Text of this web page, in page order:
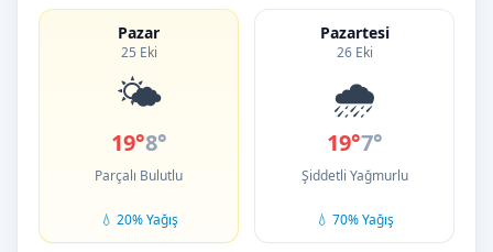
Pazar
25 Eki
🌤️
19°8°
Parçalı Bulutlu
💧 20% Yağış
Pazartesi
26 Eki
🌧️
19°7°
Şiddetli Yağmurlu
💧 70% Yağış